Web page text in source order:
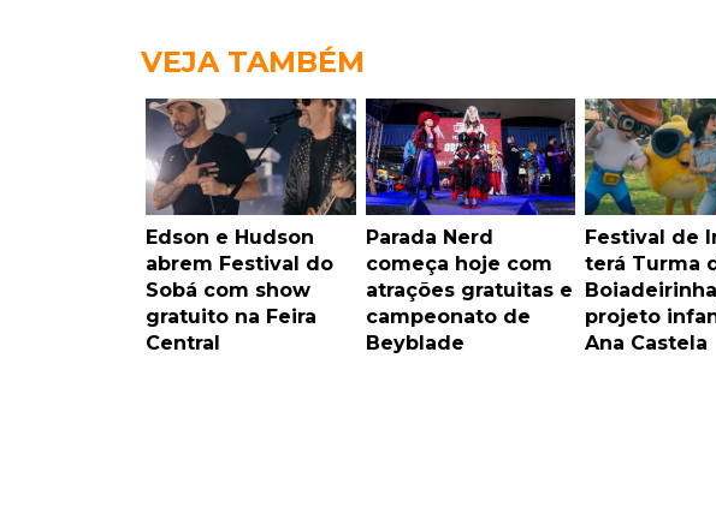
VEJA TAMBÉM
Edson e Hudson
abrem Festival do
Sobá com show
gratuito na Feira
Central
Parada Nerd
começa hoje com
atrações gratuitas e
campeonato de
Beyblade
Festival de
terá Turma
projeto
Ana Castela